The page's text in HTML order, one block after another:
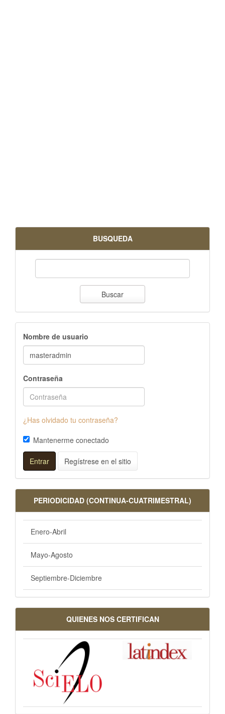
BUSQUEDA
Buscar
Nombre de usuario
Contraseña
¿Has olvidado tu contraseña?
Mantenerme conectado
Entrar Regístrese en el sitio
PERIODICIDAD (CONTINUA-CUATRIMESTRAL)
Enero-Abril
Mayo-Agosto
Septiembre-Diciembre
QUIENES NOS CERTIFICAN